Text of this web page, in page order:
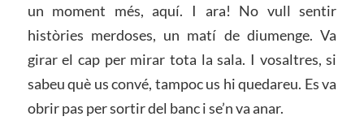
un moment més, aquí. I ara! No vull sentir
històries merdoses, un matí de diumenge. Va
girar el cap per mirar tota la sala. I vosaltres, si
sabeu què us convé, tampoc us hi quedareu. Es va
obrir pas per sortir del banc i se’n va anar.